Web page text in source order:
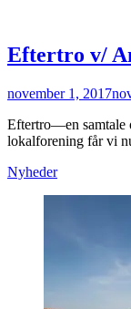
Eftertro v/
Posted
november 1, 2017
Eftertro—en samtale
lokalforening får vi
Categories
Nyheder